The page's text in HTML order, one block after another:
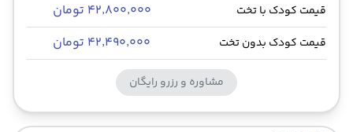
قیمت کودک با تخت ۴۲٬۸۰۰٬۰۰۰ تومان
قیمت کودک بدون تخت ۴۲٬۴۹۰٬۰۰۰ تومان
مشاوره و رزرو رایگان